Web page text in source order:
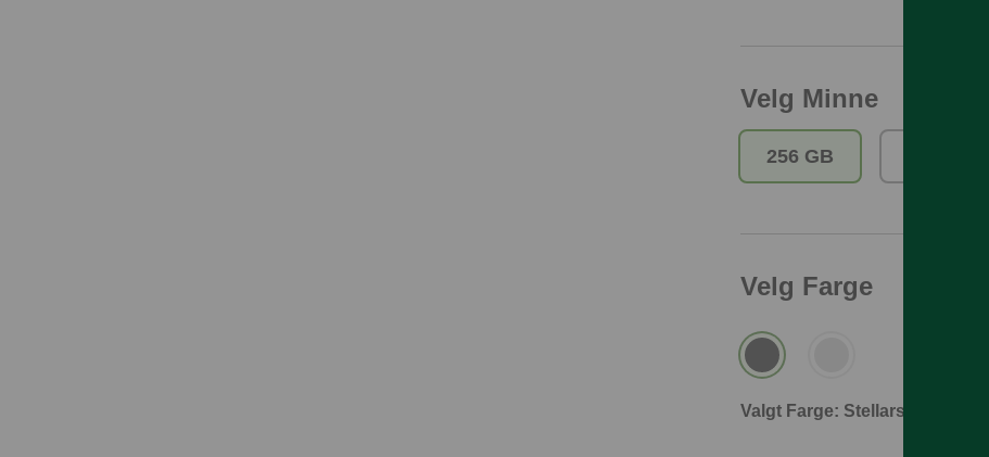
Velg Minne
256 GB
Velg Farge
Valgt Farge: Stellarsvart